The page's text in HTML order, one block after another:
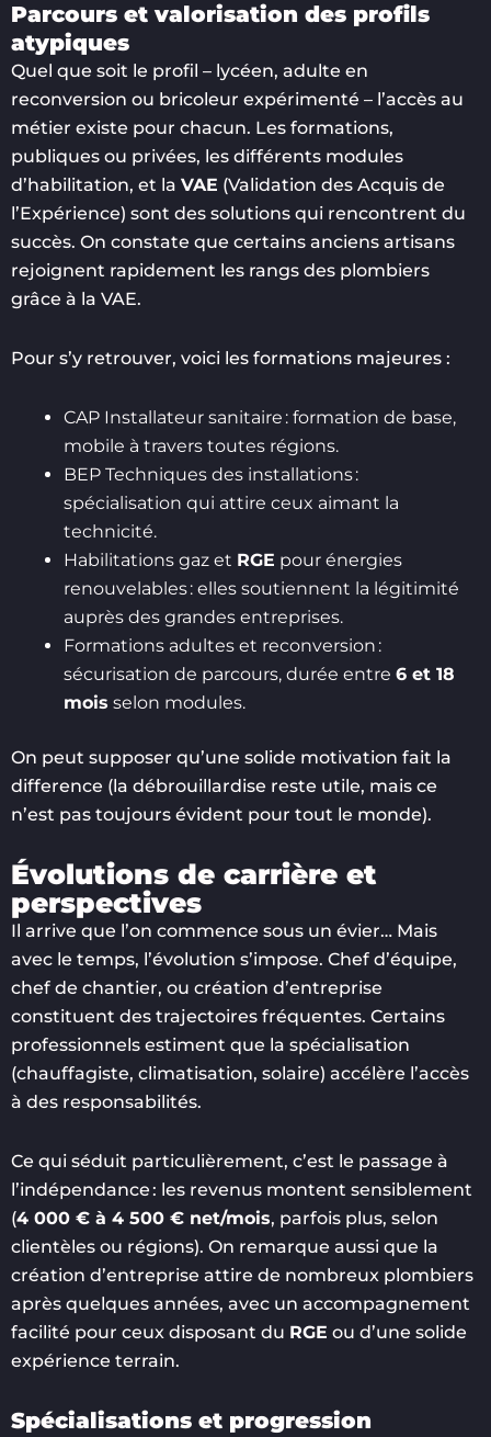
Parcours et valorisation des profils
atypiques
Quel que soit le profil – lycéen, adulte en
reconversion ou bricoleur expérimenté – l’accès au
métier existe pour chacun. Les formations,
publiques ou privées, les différents modules
d’habilitation, et la VAE (Validation des Acquis de
l’Expérience) sont des solutions qui rencontrent du
succès. On constate que certains anciens artisans
rejoignent rapidement les rangs des plombiers
grâce à la VAE.
Pour s’y retrouver, voici les formations majeures :
CAP Installateur sanitaire : formation de base,
mobile à travers toutes régions.
BEP Techniques des installations :
spécialisation qui attire ceux aimant la
technicité.
Habilitations gaz et RGE pour énergies
renouvelables : elles soutiennent la légitimité
auprès des grandes entreprises.
Formations adultes et reconversion :
sécurisation de parcours, durée entre 6 et 18
mois selon modules.
On peut supposer qu’une solide motivation fait la
difference (la débrouillardise reste utile, mais ce
n’est pas toujours évident pour tout le monde).
Évolutions de carrière et
perspectives
Il arrive que l’on commence sous un évier… Mais
avec le temps, l’évolution s’impose. Chef d’équipe,
chef de chantier, ou création d’entreprise
constituent des trajectoires fréquentes. Certains
professionnels estiment que la spécialisation
(chauffagiste, climatisation, solaire) accélère l’accès
à des responsabilités.
Ce qui séduit particulièrement, c’est le passage à
l’indépendance : les revenus montent sensiblement
(4 000 € à 4 500 € net/mois, parfois plus, selon
clientèles ou régions). On remarque aussi que la
création d’entreprise attire de nombreux plombiers
après quelques années, avec un accompagnement
facilité pour ceux disposant du RGE ou d’une solide
expérience terrain.
Spécialisations et progression